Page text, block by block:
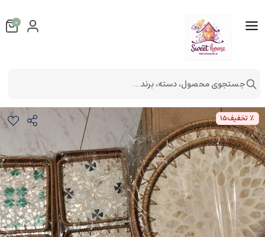
٪ تخفیف15
0
جستجوی محصول، دسته، برند...